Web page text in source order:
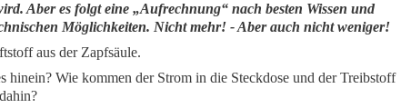
Aber es folgt eine „Aufrechnung“ nach besten Wissen und
Möglichkeiten. Nicht mehr! - Aber auch nicht weniger!
aus der Zapfsäule.
hinein? Wie kommen der Strom in die Steckdose und der Treibstoff